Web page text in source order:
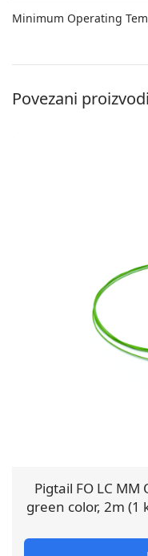
Minimum Operating
Povezani proizvodi
Pigtail FO LC
green color, 2m (1